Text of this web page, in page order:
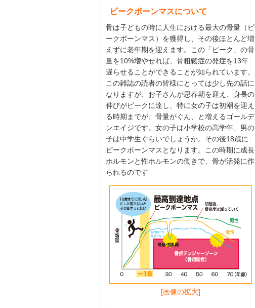
ピークボーンマスについて
骨は子どもの時に人生における最大の骨量（ピ
ークボーンマス）を獲得し、その後ほとんど増
えずに老年期を迎えます。この「ピーク」の骨
量を10%増やせれば、骨粗鬆症の発症を13年
遅らせることができることが知られています。
この雑誌の読者の皆様にとっては少し先の話に
なりますが、お子さんが思春期を迎え、身長の
伸びがピークに達し、特に女の子は初潮を迎え
る時期までが、骨量がぐん、と増えるゴールデ
ンエイジです。女の子は小学校の高学年、男の
子は中学生ぐらいでしょうか。その後18歳に
ピークボーンマスとなります。この時期に成長
ホルモンと性ホルモンの働きで、骨が活発に作
られるのです
[画像の拡大]